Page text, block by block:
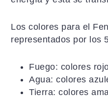
Los colores para el
representados por los
Fuego: colores
Agua: colores
Tierra: colores